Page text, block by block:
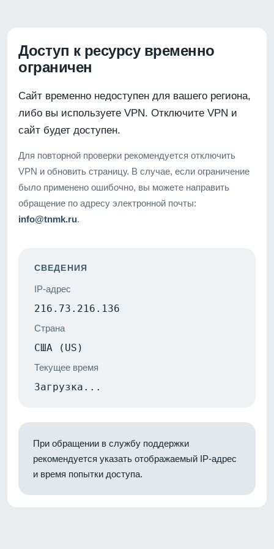
Доступ к ресурсу временно
ограничен
Сайт временно недоступен для вашего региона,
либо вы используете VPN. Отключите VPN и
сайт будет доступен.
Для повторной проверки рекомендуется отключить
VPN и обновить страницу. В случае, если ограничение
было применено ошибочно, вы можете направить
обращение по адресу электронной почты:
info@tnmk.ru.
СВЕДЕНИЯ
IP-адрес
216.73.216.136
Страна
США (US)
Текущее время
Загрузка...
При обращении в службу поддержки
рекомендуется указать отображаемый IP-адрес
и время попытки доступа.